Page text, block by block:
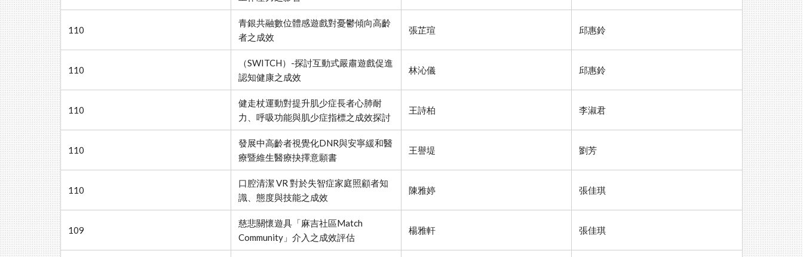
110
青銀共融數位體感遊戲對憂鬱傾向高齡
者之成效
張芷瑄 邱惠鈴
110
（SWITCH）-探討互動式嚴肅遊戲促進
認知健康之成效
林沁儀 邱惠鈴
110
健走杖運動對提升肌少症長者心肺耐
力、呼吸功能與肌少症指標之成效探討
王詩柏 李淑君
110
發展中高齡者視覺化DNR與安寧緩和醫
療暨維生醫療抉擇意願書
王譽堤 劉芳
110
口腔清潔 VR 對於失智症家庭照顧者知
識、態度與技能之成效
陳雅婷 張佳琪
109
慈悲關懷遊具「麻吉社區Match
Community」介入之成效評估
楊雅軒 張佳琪